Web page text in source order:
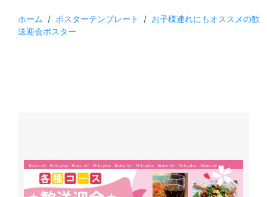
ホーム / ポスターテンプレート / お子様連れにもオススメの歓
送迎会ポスター